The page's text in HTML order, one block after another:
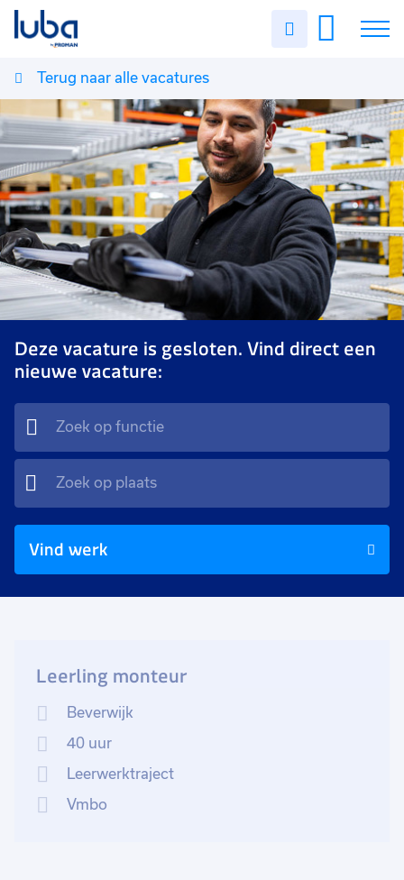
Uren
Vacatures
Over ons
Voor werkgevers
Contact
Terug naar alle vacatures
Deze vacature is gesloten. Vind direct een
nieuwe vacature:
Vind werk
Leerling monteur
Beverwijk
40 uur
Leerwerktraject
Vmbo